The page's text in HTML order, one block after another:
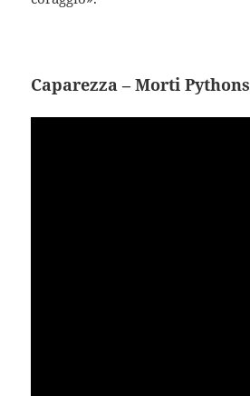
Caparezza – Morti Pythons